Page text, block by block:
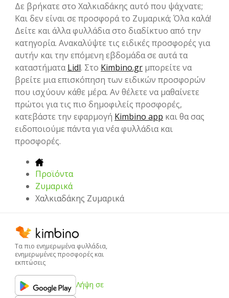
Δε βρήκατε στο Χαλκιαδάκης αυτό που ψάχνατε;
Και δεν είναι σε προσφορά το Ζυμαρικά; Όλα καλά!
Δείτε και άλλα φυλλάδια στο διαδίκτυο από την
κατηγορία. Ανακαλύψτε τις ειδικές προσφορές για
αυτήν και την επόμενη εβδομάδα σε αυτά τα
καταστήματαLidl. Στο Kimbino.gr μπορείτε να
βρείτε μια επισκόπηση των ειδικών προσφορών
που ισχύουν κάθε μέρα. Αν θέλετε να μαθαίνετε
πρώτοι για τις πιο δημοφιλείς προσφορές,
κατεβάστε την εφαρμογή Kimbino app και θα σας
ειδοποιούμε πάντα για νέα φυλλάδια και
προσφορές.
Προϊόντα
Ζυμαρικά
Χαλκιαδάκης Ζυμαρικά
Τα πιο ενημερωμένα φυλλάδια,
ενημερωμένες προσφορές και
εκπτώσεις
Λήψη σε